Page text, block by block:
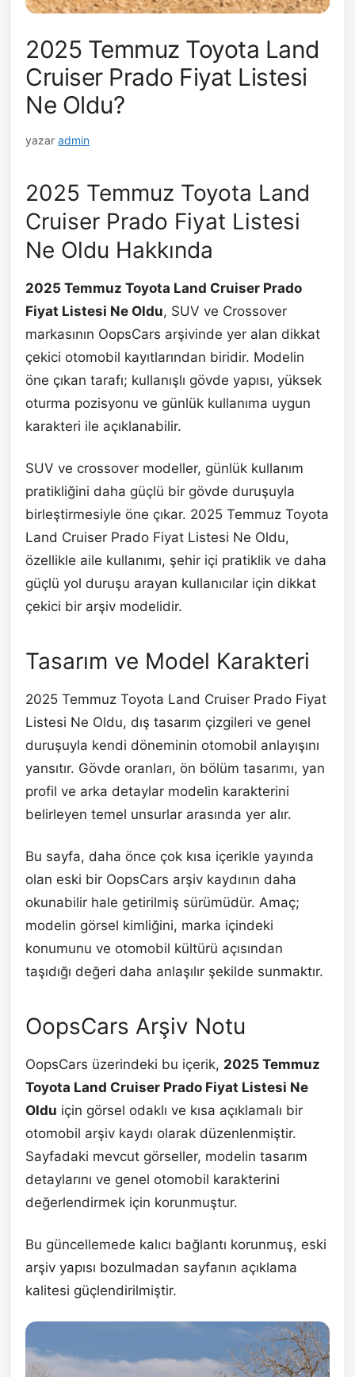
2025 Temmuz Toyota Land
Cruiser Prado Fiyat Listesi
Ne Oldu?
yazar admin
2025 Temmuz Toyota Land
Cruiser Prado Fiyat Listesi
Ne Oldu Hakkında
2025 Temmuz Toyota Land Cruiser Prado
Fiyat Listesi Ne Oldu, SUV ve Crossover
markasının OopsCars arşivinde yer alan dikkat
çekici otomobil kayıtlarından biridir. Modelin
öne çıkan tarafı; kullanışlı gövde yapısı, yüksek
oturma pozisyonu ve günlük kullanıma uygun
karakteri ile açıklanabilir.
SUV ve crossover modeller, günlük kullanım
pratikliğini daha güçlü bir gövde duruşuyla
birleştirmesiyle öne çıkar. 2025 Temmuz Toyota
Land Cruiser Prado Fiyat Listesi Ne Oldu,
özellikle aile kullanımı, şehir içi pratiklik ve daha
güçlü yol duruşu arayan kullanıcılar için dikkat
çekici bir arşiv modelidir.
Tasarım ve Model Karakteri
2025 Temmuz Toyota Land Cruiser Prado Fiyat
Listesi Ne Oldu, dış tasarım çizgileri ve genel
duruşuyla kendi döneminin otomobil anlayışını
yansıtır. Gövde oranları, ön bölüm tasarımı, yan
profil ve arka detaylar modelin karakterini
belirleyen temel unsurlar arasında yer alır.
Bu sayfa, daha önce çok kısa içerikle yayında
olan eski bir OopsCars arşiv kaydının daha
okunabilir hale getirilmiş sürümüdür. Amaç;
modelin görsel kimliğini, marka içindeki
konumunu ve otomobil kültürü açısından
taşıdığı değeri daha anlaşılır şekilde sunmaktır.
OopsCars Arşiv Notu
OopsCars üzerindeki bu içerik, 2025 Temmuz
Toyota Land Cruiser Prado Fiyat Listesi Ne
Oldu için görsel odaklı ve kısa açıklamalı bir
otomobil arşiv kaydı olarak düzenlenmiştir.
Sayfadaki mevcut görseller, modelin tasarım
detaylarını ve genel otomobil karakterini
değerlendirmek için korunmuştur.
Bu güncellemede kalıcı bağlantı korunmuş, eski
arşiv yapısı bozulmadan sayfanın açıklama
kalitesi güçlendirilmiştir.